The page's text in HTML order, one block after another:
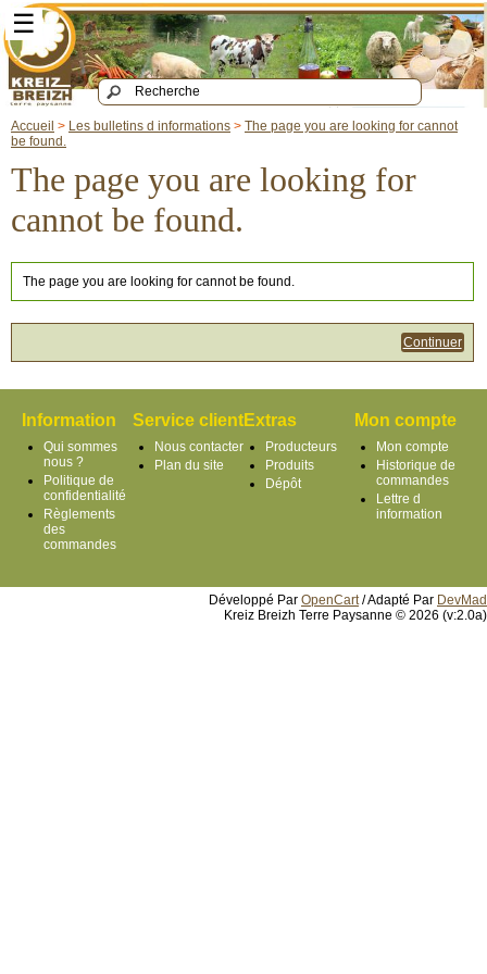
☰
Accueil > Les bulletins d informations > The page you are looking for cannot
be found.
The page you are looking for
cannot be found.
The page you are looking for cannot be found.
Continuer
Information
Qui sommes
nous ?
Politique de
confidentialité
Règlements
des
commandes
Service client
Nous contacter
Plan du site
Extras
Producteurs
Produits
Dépôt
Mon compte
Mon compte
Historique de
commandes
Lettre d
information
Développé Par OpenCart / Adapté Par DevMad
Kreiz Breizh Terre Paysanne © 2026 (v:2.0a)